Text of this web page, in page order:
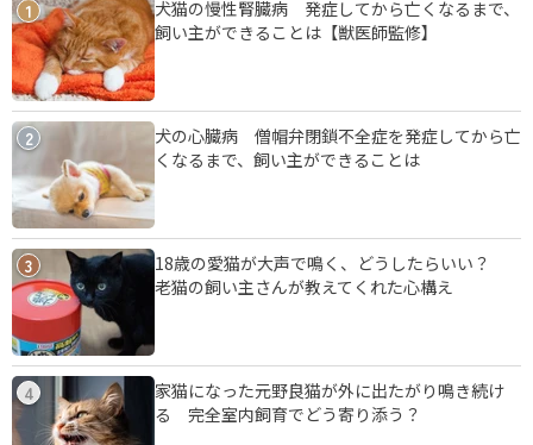
1
犬猫の慢性腎臓病 発症してから亡くなるまで、
飼い主ができることは【獣医師監修】
2
犬の心臓病 僧帽弁閉鎖不全症を発症してから亡
くなるまで、飼い主ができることは
3
18歳の愛猫が大声で鳴く、どうしたらいい？
老猫の飼い主さんが教えてくれた心構え
4
家猫になった元野良猫が外に出たがり鳴き続け
る 完全室内飼育でどう寄り添う？